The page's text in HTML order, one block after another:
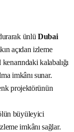
ünlü Dubai
açıdan izleme
kalabalığı
imkânı sunar.
projektörünün
büyüleyici
imkânı sağlar.